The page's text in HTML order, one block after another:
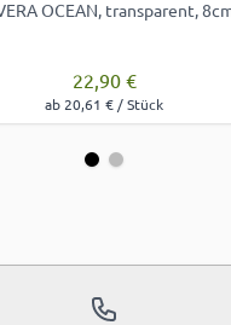
OCEAN, transparent,
22,90 €
ab 20,61 € / Stück